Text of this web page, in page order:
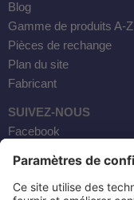
Blog
Gamme de produits A-Z
Pièces de rechange
Plan du site
Fabricant
SUIVEZ-NOUS
Facebook
YouTube
Courrier électronique